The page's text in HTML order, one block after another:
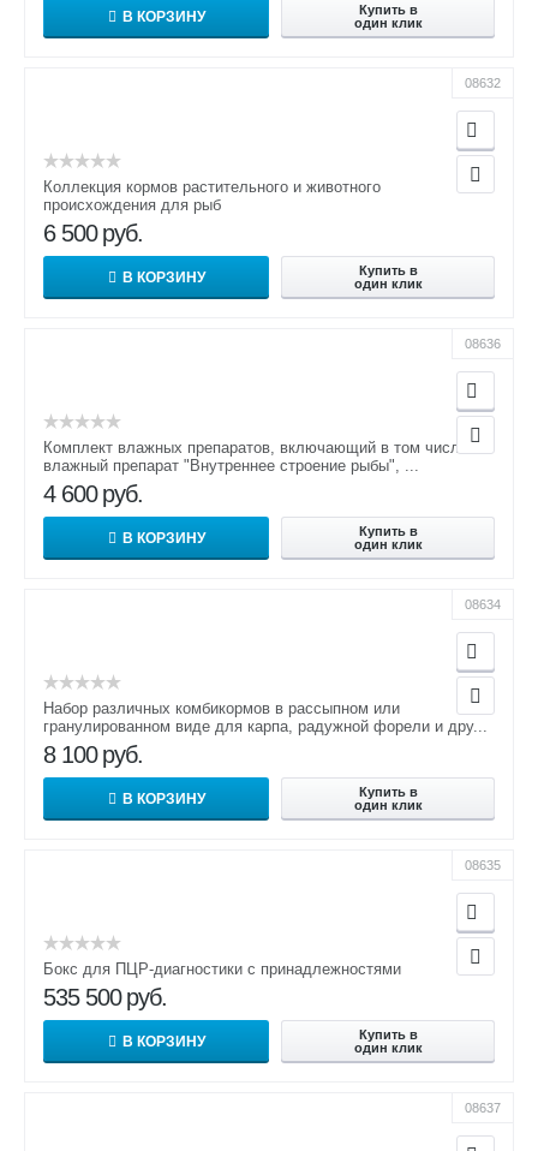
В КОРЗИНУ
Купить в
один клик
08632
Коллекция кормов растительного и животного
происхождения для рыб
6 500 руб.
В КОРЗИНУ
Купить в
один клик
08636
Комплект влажных препаратов, включающий в том числе
влажный препарат "Внутреннее строение рыбы", ...
4 600 руб.
В КОРЗИНУ
Купить в
один клик
08634
Набор различных комбикормов в рассыпном или
гранулированном виде для карпа, радужной форели и дру...
8 100 руб.
В КОРЗИНУ
Купить в
один клик
08635
Бокс для ПЦР-диагностики с принадлежностями
535 500 руб.
В КОРЗИНУ
Купить в
один клик
08637